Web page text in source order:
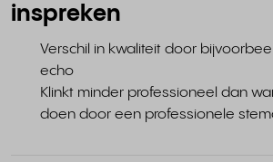
inspreken
Verschil in kwaliteit door
echo
Klinkt minder professioneel dan
doen door een professionele